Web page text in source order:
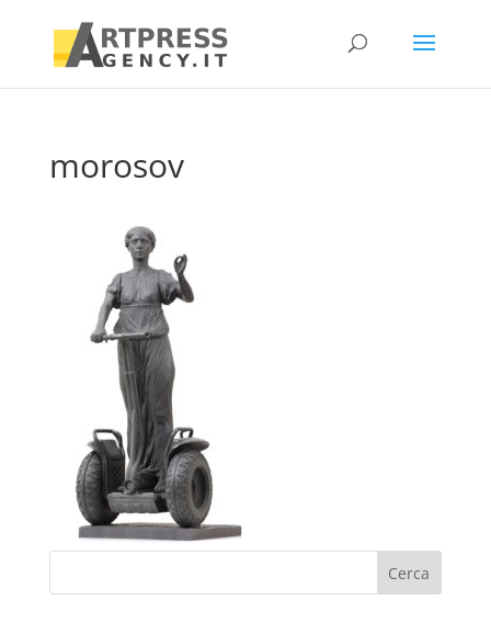
morosov